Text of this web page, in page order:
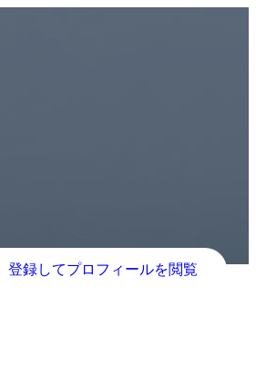
登録してプロフィールを閲覧